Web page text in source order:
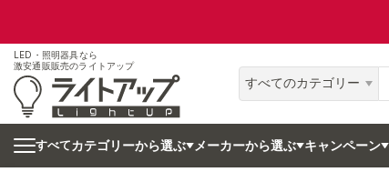
LED・照明器具なら
激安通販販売のライトアップ
すべてのカテゴリー
すべてカテゴリーから選ぶ メーカーから選ぶ キャンペーン